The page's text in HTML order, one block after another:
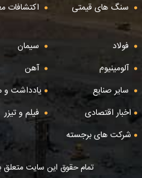
سنگ های قیمتی
اکتشافات
فولاد
سیمان
آلومینیوم
آهن
سایر صنایع
یادداشت و
اخبار اقتصادی
فیلم و تیزر
شرکت های برجسته
تمام حقوق این سایت متعلق